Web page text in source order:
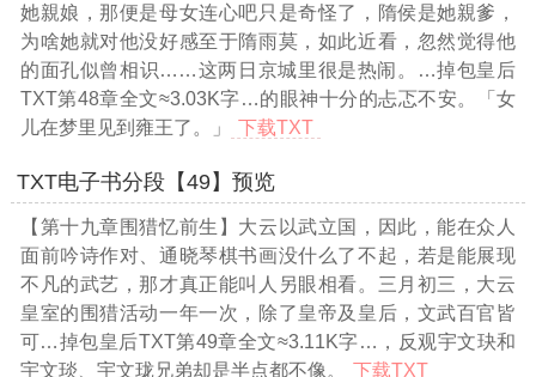
她親娘，那便是母女连心吧只是奇怪了，隋侯是她親爹，
为啥她就对他没好感至于隋雨莫，如此近看，忽然觉得他
的面孔似曾相识……这两日京城里很是热闹。
…掉包皇后
TXT第48章全文≈3.03K字…的眼神十分的忐忑不安。「女
儿在梦里见到雍王了。」
下载TXT
TXT电子书分段【49】预览
【第十九章围猎忆前生】大云以武立国，因此，能在众人
面前吟诗作对、通晓琴棋书画没什么了不起，若是能展现
不凡的武艺，那才真正能叫人另眼相看。三月初三，大云
皇室的围猎活动一年一次，除了皇帝及皇后，文武百官皆
可…掉包皇后TXT第49章全文≈3.11K字… ，反观宇文玦和
宇文琰、宇文珑兄弟却是半点都不像。
下载TXT